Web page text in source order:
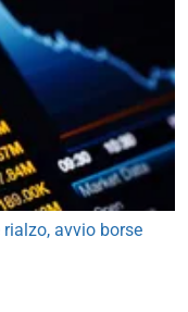
avvio borse